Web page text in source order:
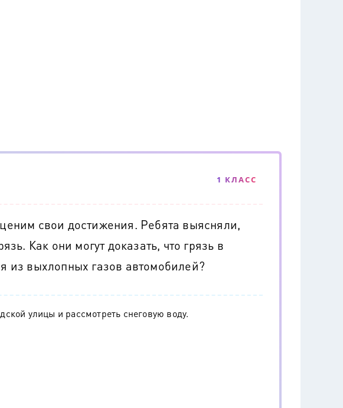
1 КЛАСС
свои достижения. Ребята выясняли,
Как они могут доказать, что грязь в
из выхлопных газов автомобилей?
улицы и рассмотреть снеговую воду.